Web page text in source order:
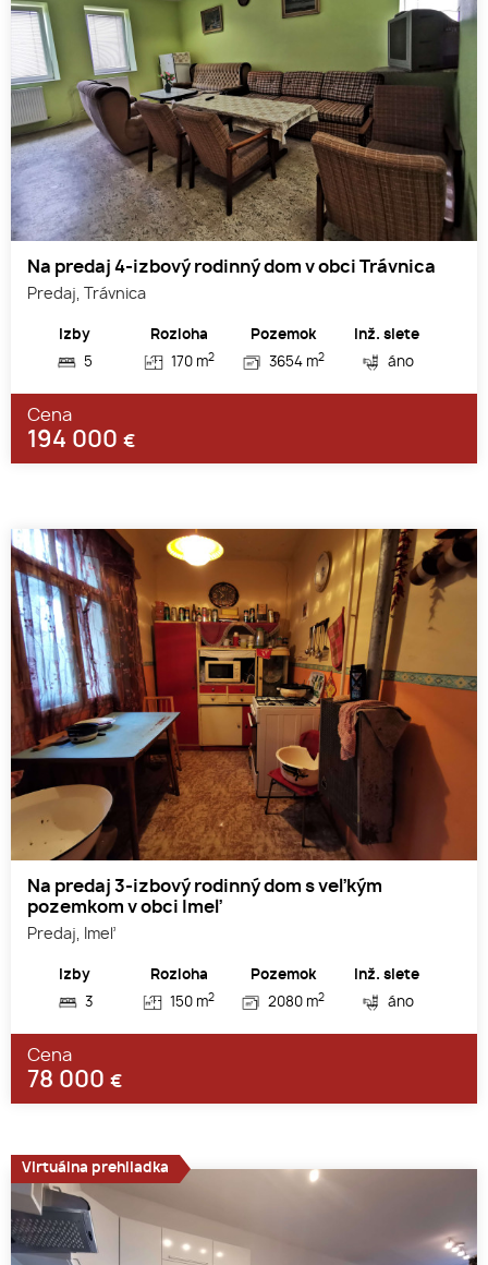
Na predaj 4-izbový rodinný dom v obci Trávnica
Predaj, Trávnica
Izby
5
Rozloha
170 m2
Pozemok
3654 m2
Inž. siete
áno
Cena
194 000 €
Na predaj 3-izbový rodinný dom s veľkým
pozemkom v obci Imeľ
Predaj, Imeľ
Izby
3
Rozloha
150 m2
Pozemok
2080 m2
Inž. siete
áno
Cena
78 000 €
Virtuálna prehliadka